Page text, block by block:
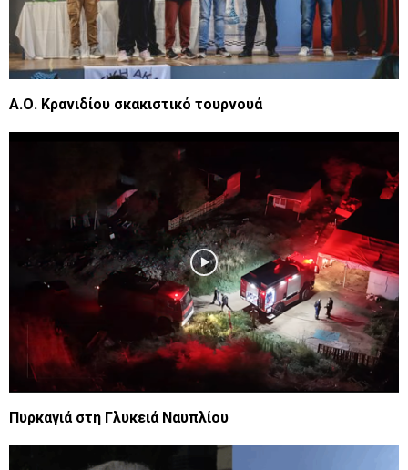
Α.Ο. Κρανιδίου σκακιστικό τουρνουά
Πυρκαγιά στη Γλυκειά Ναυπλίου